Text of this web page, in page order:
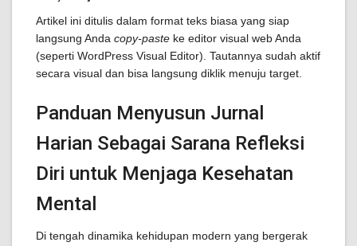
Artikel ini ditulis dalam format teks biasa yang siap
langsung Anda copy-paste ke editor visual web Anda
(seperti WordPress Visual Editor). Tautannya sudah aktif
secara visual dan bisa langsung diklik menuju target.
Panduan Menyusun Jurnal
Harian Sebagai Sarana Refleksi
Diri untuk Menjaga Kesehatan
Mental
Di tengah dinamika kehidupan modern yang bergerak